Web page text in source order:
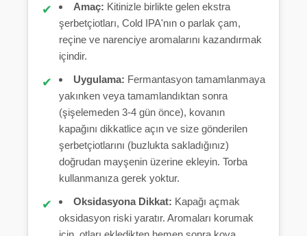
Amaç: Kitinizle birlikte gelen ekstra
şerbetçiotları, Cold IPA'nın o parlak çam,
reçine ve narenciye aromalarını kazandırmak
içindir.
Uygulama: Fermantasyon tamamlanmaya
yakınken veya tamamlandıktan sonra
(şişelemeden 3-4 gün önce), kovanın
kapağını dikkatlice açın ve size gönderilen
şerbetçiotlarını (buzlukta sakladığınız)
doğrudan mayşenin üzerine ekleyin. Torba
kullanmanıza gerek yoktur.
Oksidasyona Dikkat: Kapağı açmak
oksidasyon riski yaratır. Aromaları korumak